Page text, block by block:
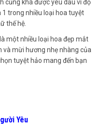
cũng khá được yêu dấu vì độ
1 trong nhiều loại hoa tuyệt
thế hệ.
một nhiều loại hoa đẹp mắt
và mừi hương nhẹ nhàng của
tuyệt hảo mang đến bạn
Yêu